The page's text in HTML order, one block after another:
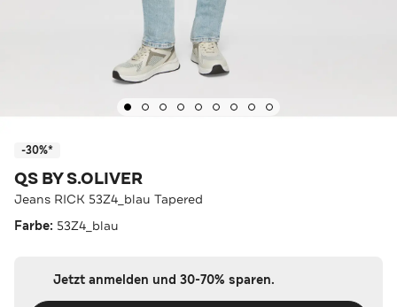
-30%*
QS BY S.OLIVER
Jeans RICK 53Z4_blau Tapered
Farbe: 53Z4_blau
Jetzt anmelden und 30-70% sparen.